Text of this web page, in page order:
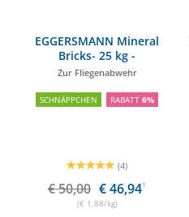
EGGERSMANN Mineral
Bricks- 25 kg -
(KNOBLAUCH)
Zur Fliegenabwehr
SCHNÄPPCHEN RABATT 6%
(4)
€ 50,00 € 46,941
(€ 1,88/kg)